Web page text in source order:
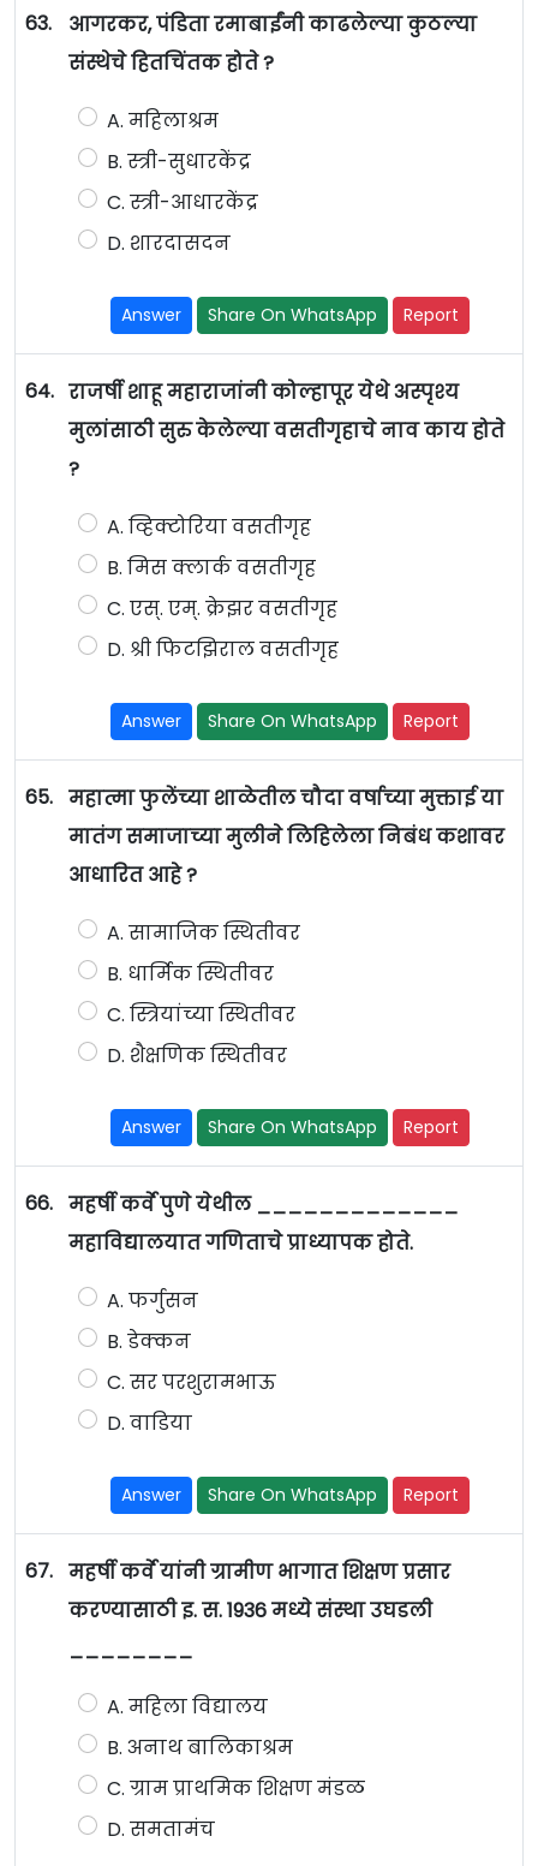
63.
आगरकर, पंडिता रमाबाईंनी काढलेल्या कुठल्या
संस्थेचे हितचिंतक होते ?
A. महिलाश्रम
B. स्त्री-सुधारकेंद्र
C. स्त्री-आधारकेंद्र
D. शारदासदन
Answer Share On WhatsApp Report
64. राजर्षी शाहू महाराजांनी कोल्हापूर येथे अस्पृश्य
मुलांसाठी सुरु केलेल्या वसतीगृहाचे नाव काय होते
?
A. व्हिक्टोरिया वसतीगृह
B. मिस क्लार्क वसतीगृह
C. एस्. एम्. क्रेझर वसतीगृह
D. श्री फिटझिराल वसतीगृह
Answer Share On WhatsApp Report
65. महात्मा फुलेंच्या शाळेतील चौदा वर्षाच्या मुक्ताई या
मातंग समाजाच्या मुलीने लिहिलेला निबंध कशावर
आधारित आहे ?
A. सामाजिक स्थितीवर
B. धार्मिक स्थितीवर
C. स्त्रियांच्या स्थितीवर
D. शैक्षणिक स्थितीवर
Answer Share On WhatsApp Report
66. महर्षी कर्वे पुणे येथील _____________
महाविद्यालयात गणिताचे प्राध्यापक होते.
A. फर्गुसन
B. डेक्कन
C. सर परशुरामभाऊ
D. वाडिया
Answer Share On WhatsApp Report
67. महर्षी कर्वे यांनी ग्रामीण भागात शिक्षण प्रसार
करण्यासाठी इ. स. 1936 मध्ये संस्था उघडली
________
A. महिला विद्यालय
B. अनाथ बालिकाश्रम
C. ग्राम प्राथमिक शिक्षण मंडळ
D. समतामंच